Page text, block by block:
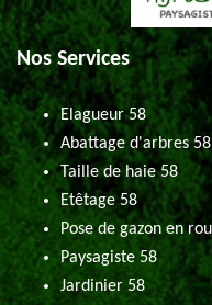
Nos Services
Elagueur 58
Abattage d'arbres 58
Taille de haie 58
Etêtage 58
Pose de gazon en
Paysagiste 58
Jardinier 58